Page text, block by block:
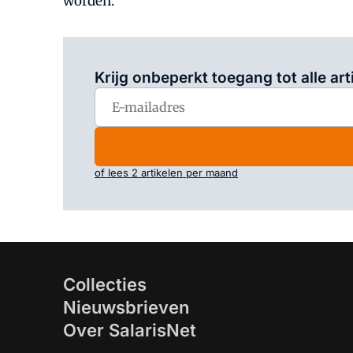
Krijg onbeperkt toegang tot alle
of lees 2 artikelen per maand
Collecties
Nieuwsbrieven
Over SalarisNet